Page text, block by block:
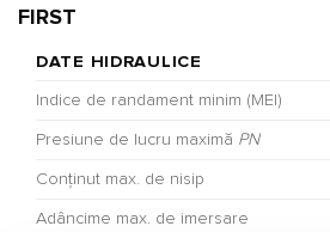
FIRST
DATE HIDRAULICE
Indice de randament minim (MEI)
Presiune de lucru maximă PN
Conținut max. de nisip
Adâncime max. de imersare